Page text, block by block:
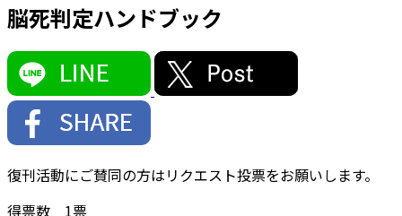
脳死判定ハンドブック
復刊活動にご賛同の方はリクエスト投票をお願いします。
得票数 1票